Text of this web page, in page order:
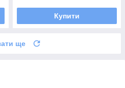
Купити
ще